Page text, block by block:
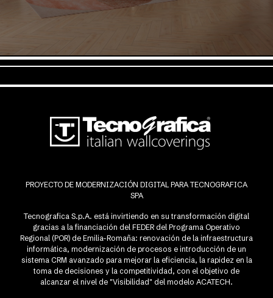
PROYECTO DE MODERNIZACIÓN DIGITAL PARA TECNOGRAFICA
SPA
Tecnografica S.p.A. está invirtiendo en su transformación digital
gracias a la financiación del FEDER del Programa Operativo
Regional (POR) de Emilia-Romaña: renovación de la infraestructura
informática, modernización de procesos e introducción de un
sistema CRM avanzado para mejorar la eficiencia, la rapidez en la
toma de decisiones y la competitividad, con el objetivo de
alcanzar el nivel de "Visibilidad" del modelo ACATECH.